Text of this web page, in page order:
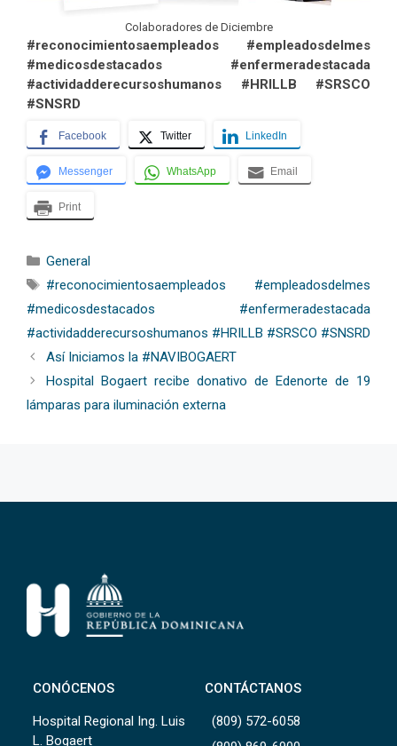
Colaboradores de Diciembre
#reconocimientosaempleados #empleadosdelmes
#medicosdestacados #enfermeradestacada
#actividadderecursoshumanos #HRILLB #SRSCO
#SNSRD
Facebook Twitter LinkedIn
Messenger WhatsApp Email
Print
Categorías
General
Etiquetas
#reconocimientosaempleados #empleadosdelmes
#medicosdestacados #enfermeradestacada
#actividadderecursoshumanos #HRILLB #SRSCO #SNSRD
Así Iniciamos la #NAVIBOGAERT
Hospital Bogaert recibe donativo de Edenorte de 19
lámparas para iluminación externa
CONÓCENOS
Hospital Regional Ing. Luis
L. Bogaert
CONTÁCTANOS
(809) 572-6058